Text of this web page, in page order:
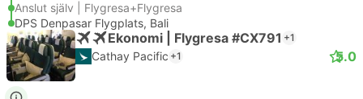
Anslut själv | Flygresa+Flygresa
DPS Denpasar Flygplats, Bali
Ekonomi | Flygresa #CX791 +1
Cathay Pacific +1 5.0